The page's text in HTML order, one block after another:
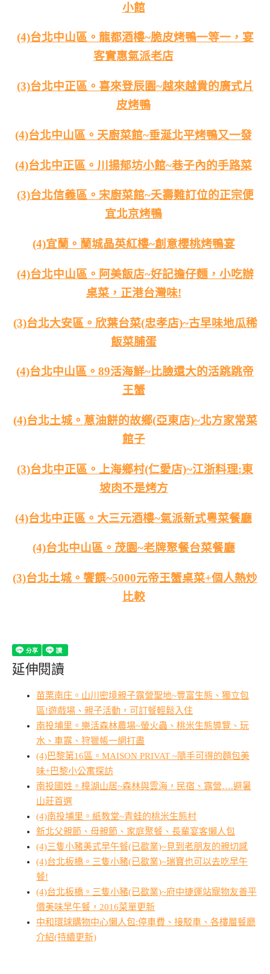
小館
(4)台北中山區。龍都酒樓~脆皮烤鴨一等一，宴
客實惠氣派老店
(3)台北中正區。喜來登辰園~越來越貴的廣式片
皮烤鴨
(4)台北中山區。天廚菜館~垂涎北平烤鴨又一發
(4)台北中正區。川揚郁坊小館~巷子內的手路菜
(3)台北信義區。宋廚菜館~夭壽難訂位的正宗便
宜北京烤鴨
(4)宜蘭。蘭城晶英紅樓~創意櫻桃烤鴨宴
(4)台北中山區。阿美飯店~好記擔仔麵，小吃辦
桌菜，正港台灣味!
(3)台北大安區。欣葉台菜(忠孝店)~古早味地瓜稀
飯菜脯蛋
(4)台北中山區。89活海鮮~比臉還大的活跳跳帝
王蟹
(4)台北土城。蔥油餅的故鄉(亞東店)~北方家常菜
館子
(3)台北中正區。上海鄉村(仁愛店)~江浙料理:東
坡肉不是烤方
(4)台北中正區。大三元酒樓~氣派新式粵菜餐廳
(4)台北中山區。茂園~老牌聚餐台菜餐廳
(3)台北土城。饗饌~5000元帝王蟹桌菜+個人熱炒
比較
延伸閱讀
苗栗南庄。山川密境親子露營聖地~豐富生態、獨立包
區!遊戲場、親子活動，可訂餐輕鬆入住
南投埔里。樂活森林農場~螢火蟲、桃米生態導覽、玩
水、車露、狩獵帳一網打盡
(4)巴黎第16區。MAISON PRIVAT ~隨手可得的麵包美
味+巴黎小公寓探訪
南投國姓。樟湖山居~森林與雲海，民宿、露營….避暑
山莊首選
(4)南投埔里。紙教堂~青蛙的桃米生態村
新北父親節、母親節、家庭聚餐、長輩宴客懶人包
(4)三隻小豬美式早午餐(已歇業)~見到老朋友的親切感
(4)台北板橋。三隻小豬(已歇業)~瑞寶也可以去吃早午
餐!
(4)台北板橋。三隻小豬(已歇業)~府中捷運站寵物友善平
價美味早午餐，2016菜單更新
中和環球購物中心懶人包:停車費、接駁車、各樓層餐廳
介紹(持續更新)